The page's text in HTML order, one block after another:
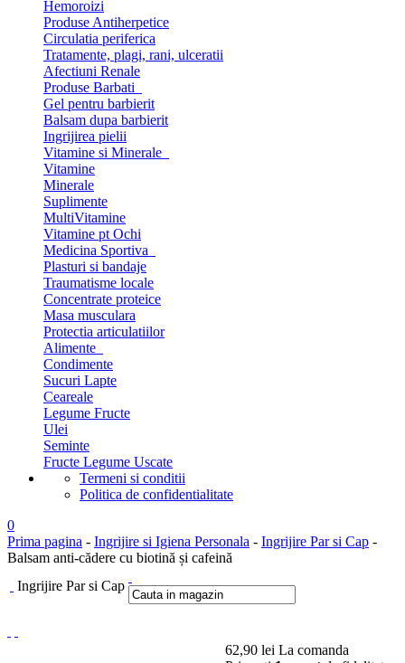
Hemoroizi
Produse Antiherpetice
Circulatia periferica
Tratamente, plagi, rani, ulceratii
Afectiuni Renale
Produse Barbati
Gel pentru barbierit
Balsam dupa barbierit
Ingrijirea pielii
Vitamine si Minerale
Vitamine
Minerale
Suplimente
MultiVitamine
Vitamine pt Ochi
Medicina Sportiva
Plasturi si bandaje
Traumatisme locale
Concentrate proteice
Masa musculara
Protectia articulatiilor
Alimente
Condimente
Sucuri Lapte
Ceareale
Legume Fructe
Ulei
Seminte
Fructe Legume Uscate
Termeni si conditii
Politica de confidentialitate
0
Prima pagina - Ingrijire si Igiena Personala - Ingrijire Par si Cap -
Balsam anti-cădere cu biotină și cafeină
Ingrijire Par si Cap
62,90 lei La comanda